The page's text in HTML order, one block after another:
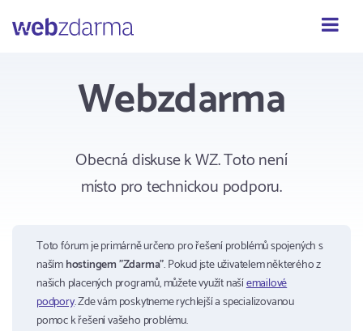
Webzdarma
Obecná diskuse k WZ. Toto není
místo pro technickou podporu.
Toto fórum je primárně určeno pro řešení problémů spojených s
našímhostingem "Zdarma". Pokud jste uživatelem některého z
našich placených programů, můžete využít našíemailové
podpory. Zde vám poskytneme rychlejší a specializovanou
pomoc k řešení vašeho problému.